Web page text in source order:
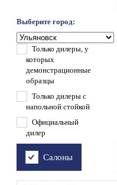
Выберите город:
Только дилеры, у
которых
демонстрационные
образцы
Только дилеры с
напольной стойкой
Официальный
дилер
Салоны